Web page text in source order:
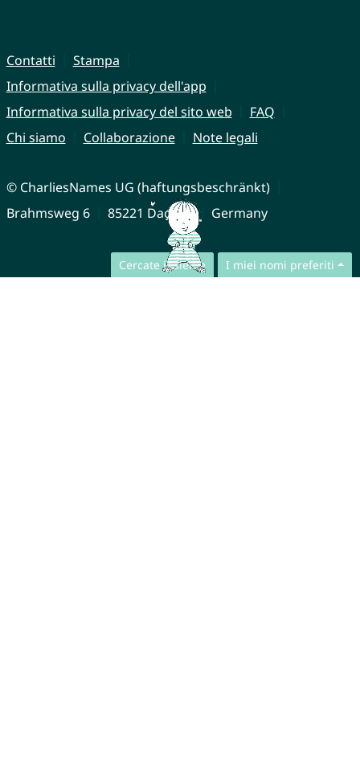
Cercate insieme I miei nomi preferiti
Contatti
Stampa
Informativa sulla privacy dell'app
Informativa sulla privacy del sito web
FAQ
Chi siamo
Collaborazione Note legali
© CharliesNames UG (haftungsbeschränkt)
Brahmsweg 6
85221 Dachau Germany